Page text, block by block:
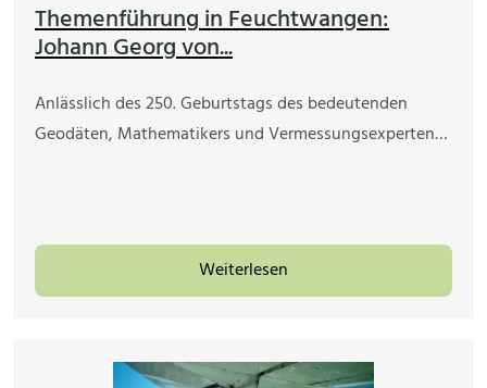
Themenführung in Feuchtwangen:
Johann Georg von...
Anlässlich des 250. Geburtstags des bedeutenden
Geodäten, Mathematikers und Vermessungsexperten…
Weiterlesen